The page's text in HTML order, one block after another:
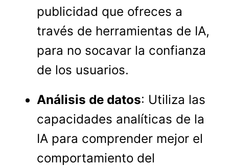
publicidad que ofreces a
través de herramientas de IA,
para no socavar la confianza
de los usuarios.
Análisis de datos: Utiliza las
capacidades analíticas de la
IA para comprender mejor el
comportamiento del